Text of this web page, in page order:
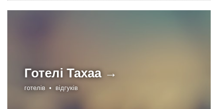
Готелі Тахаа →
готелів • відгуків